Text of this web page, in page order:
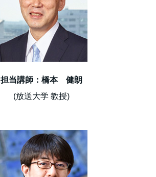
担当講師：橋本 健朗
(放送大学 教授)